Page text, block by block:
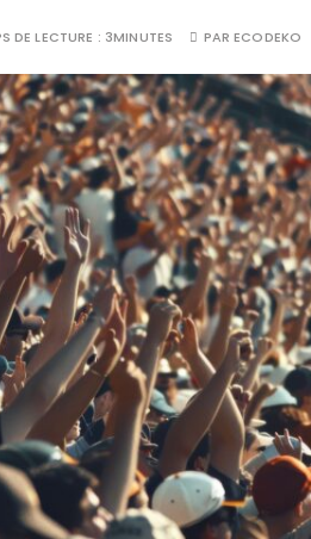
DE LECTURE : 3MINUTES PARECODEKO